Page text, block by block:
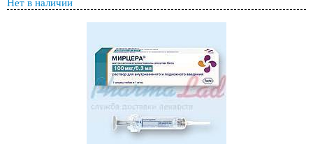
Нет в наличии